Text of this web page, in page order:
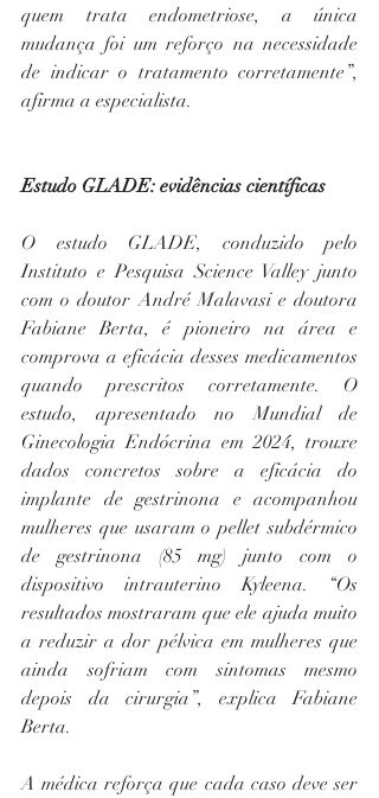
quem trata endometriose, a única
mudança foi um reforço na necessidade
de indicar o tratamento corretamente”,
afirma a especialista.
Estudo GLADE: evidências científicas
O estudo GLADE, conduzido pelo
Instituto e Pesquisa Science Valley junto
com o doutor André Malavasi e doutora
Fabiane Berta, é pioneiro na área e
comprova a eficácia desses medicamentos
quando prescritos corretamente. O
estudo, apresentado no Mundial de
Ginecologia Endócrina em 2024, trouxe
dados concretos sobre a eficácia do
implante de gestrinona e acompanhou
mulheres que usaram o pellet subdérmico
de gestrinona (85 mg) junto com o
dispositivo intrauterino Kyleena. “Os
resultados mostraram que ele ajuda muito
a reduzir a dor pélvica em mulheres que
ainda sofriam com sintomas mesmo
depois da cirurgia”, explica Fabiane
Berta.
A médica reforça que cada caso deve ser